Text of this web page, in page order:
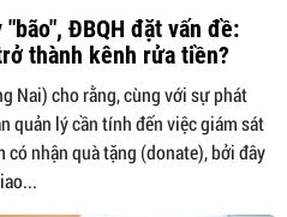
ĐBQH đặt vấn đề:
thành kênh rửa tiền?
Nai) cho rằng, cùng với sự phát
quản lý cần tính đến việc giám sát
nhận quà tặng (donate), bởi đây